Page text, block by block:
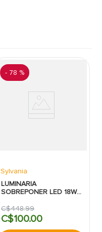
- 78 %
Sylvania
LUMINARIA
SOBREPONER LED 18W
REDONDO BLANCO IN
OUT SYLVANIA
C$448.99
C$100.00